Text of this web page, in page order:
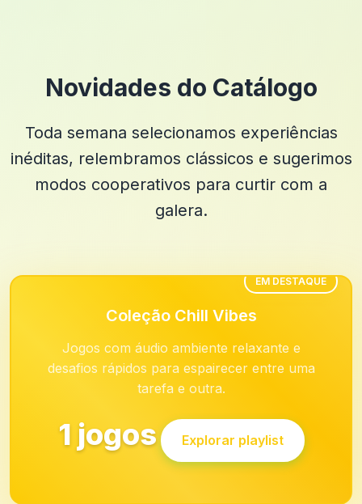
Novidades do Catálogo
Toda semana selecionamos experiências
inéditas, relembramos clássicos e sugerimos
modos cooperativos para curtir com a
galera.
EM DESTAQUE
Coleção Chill Vibes
Jogos com áudio ambiente relaxante e
desafios rápidos para espairecer entre uma
tarefa e outra.
1 jogos Explorar playlist